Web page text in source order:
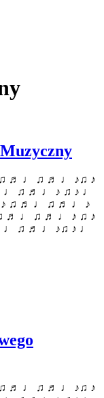
♬ ♩ ♫ ♬ ♩ ♪♫ ♪
♫ ♬ ♩ ♪ ♫ ♪ ♩
♫ ♬ ♩ ♫ ♬ ♩ ♪
♬ ♩ ♫ ♬ ♩ ♪ ♫ ♪
♫ ♬ ♩ ♪♫ ♪ ♩
♬ ♩ ♫ ♬ ♩ ♪♫ ♪